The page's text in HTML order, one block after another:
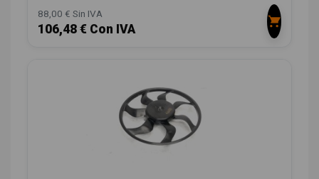
88,00 € Sin IVA
106,48 € Con IVA